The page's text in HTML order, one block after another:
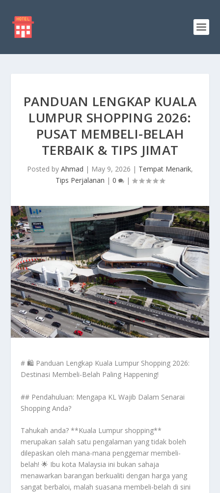
PANDUAN LENGKAP KUALA
LUMPUR SHOPPING 2026:
PUSAT MEMBELI-BELAH
TERBAIK & TIPS JIMAT
Posted by Ahmad | May 9, 2026 | Tempat Menarik,
Tips Perjalanan | 0 |
# 🛍️ Panduan Lengkap Kuala Lumpur Shopping 2026:
Destinasi Membeli-Belah Paling Happening!
## Pendahuluan: Mengapa KL Wajib Dalam Senarai
Shopping Anda?
Tahukah anda? **Kuala Lumpur shopping**
merupakan salah satu pengalaman yang tidak boleh
dilepaskan oleh mana-mana penggemar membeli-
belah! 🌟 Ibu kota Malaysia ini bukan sahaja
menawarkan barangan berkualiti dengan harga yang
sangat berbaloi, malah suasana membeli-belah di sini